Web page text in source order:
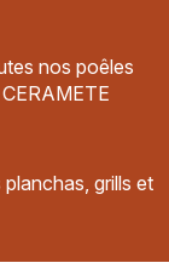
nos poêles
grills et